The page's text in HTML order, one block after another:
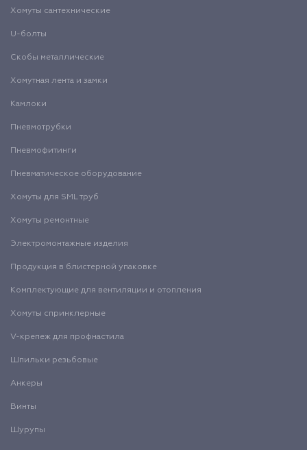
Хомуты сантехнические
U-болты
Скобы металлические
Хомутная лента и замки
Камлоки
Пневмотрубки
Пневмофитинги
Пневматическое оборудование
Хомуты для SML труб
Хомуты ремонтные
Электромонтажные изделия
Продукция в блистерной упаковке
Комплектующие для вентиляции и отопления
Хомуты спринклерные
V-крепеж для профнастила
Шпильки резьбовые
Анкеры
Винты
Шурупы